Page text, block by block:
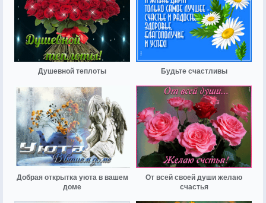
Душевной теплоты Будьте счастливы
Добрая открытка уюта в вашем
доме
От всей своей души желаю
счастья